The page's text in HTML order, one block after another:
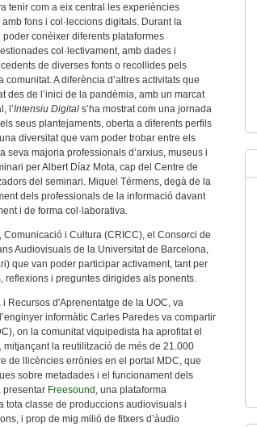
tenir com a eix central les experiències
fons i col·leccions digitals. Durant la
conèixer diferents plataformes
col·lectivament, amb dades i
de diverses fonts o recollides pels
comunitat. A diferència d’altres activitats que
des de l’inici de la pandèmia, amb un marcat
l’Intensiu Digital s’ha mostrat com una jornada
seus plantejaments, oberta a diferents perfils
diversitat que vam poder trobar entre els
seva majoria professionals d’arxius, museus i
per Albert Díaz Mota, cap del Centre de
del seminari. Miquel Térmens, degà de la
dels professionals de la informació davant
i de forma col·laborativa.
i Cultura (CRICC), el Consorci de
Audiovisuals de la Universitat de Barcelona,
que van poder participar activament, tant per
reflexions i preguntes dirigides als ponents.
Recursos d'Aprenentatge de la UOC, va
informàtic Carles Paredes va compartir
on la comunitat viquipedista ha aprofitat el
mitjançant la reutilització de més de 21.000
de llicències errònies en el portal MDC, que
sobre metadades i el funcionament dels
presentar Freesound , una plataforma
tota classe de produccions audiovisuals i
i prop de mig milió de fitxers d’àudio